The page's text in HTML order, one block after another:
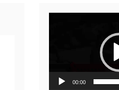
00:00